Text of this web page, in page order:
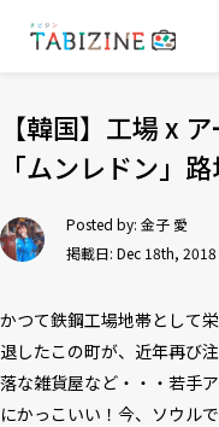
【韓国】工場 x
「ムンレドン」
Posted by: 金子 愛
掲載日: Dec 18th, 2018
かつて鉄鋼工場地帯として
退したこの町が、近年再び
落な雑貨屋など・・・若手
にかっこいい！今、ソウル